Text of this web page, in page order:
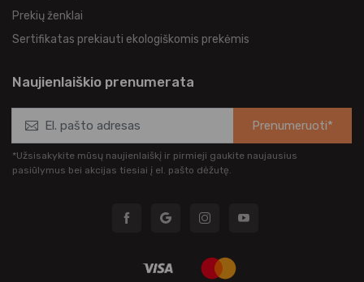
Prekių ženklai
Sertifikatas prekiauti ekologiškomis prekėmis
Naujienlaiškio prenumerata
Prenumeruoti*
*Užsisakykite mūsų naujienlaiškį ir pirmieji gaukite naujausius
pasiūlymus bei akcijas tiesiai į el. pašto dėžutę.